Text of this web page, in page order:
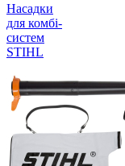
Насадки
для комбі-
систем
STIHL